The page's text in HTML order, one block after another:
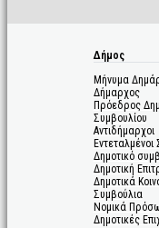
Δήμος
Μήνυμα
Δήμαρχος
Πρόεδρος
Συμβουλίου
Αντιδήμαρχοι
Εντεταλμένοι
Δημοτικό
Δημοτική
Δημοτικά
Συμβούλια
Νομικά
Δημοτικές